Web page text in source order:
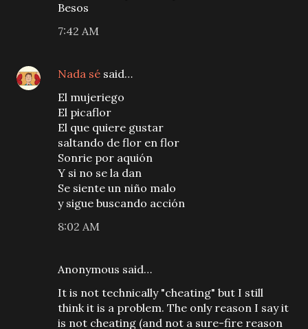
Besos
7:42 AM
Nada sé said…
El mujeriego
El picaflor
El que quiere gustar
saltando de flor en flor
Sonrie por aquión
Y si no se la dan
Se siente un niño malo
y sigue buscando acción
8:02 AM
Anonymous said…
It is not technically "cheating" but I still
think it is a problem. The only reason I say it
is not cheating (and not a sure-fire reason